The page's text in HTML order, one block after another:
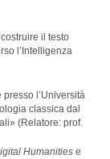
il testo
l’Intelligenza
l’Università
classica dal
(Relatore: prof.
Humanities e